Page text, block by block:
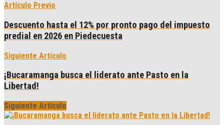
Artículo Previo
Descuento hasta el 12% por pronto pago del impuesto
predial en 2026 en Piedecuesta
Siguiente Artículo
¡Bucaramanga busca el liderato ante Pasto en la
Libertad!
Siguiente Artículo